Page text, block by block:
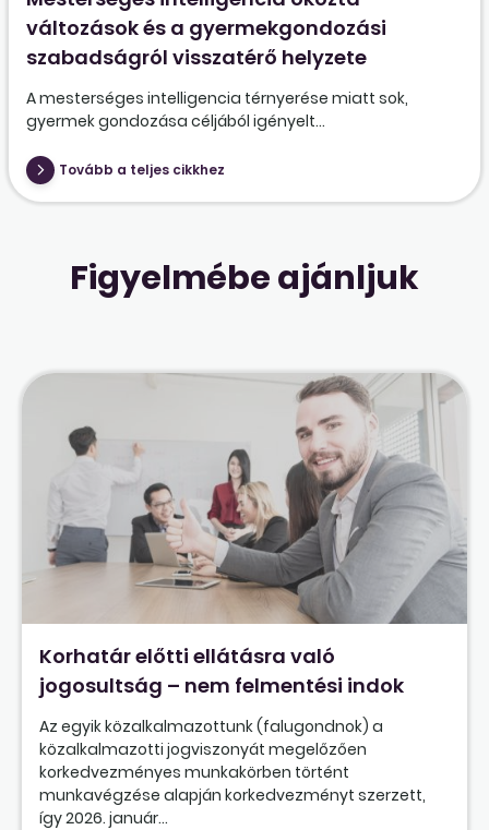
változások és a gyermekgondozási
szabadságról visszatérő helyzete
A mesterséges intelligencia térnyerése miatt sok,
gyermek gondozása céljából igényelt...
Tovább a teljes cikkhez
Figyelmébe ajánljuk
Korhatár előtti ellátásra való
jogosultság – nem felmentési indok
Az egyik közalkalmazottunk (falugondnok) a
közalkalmazotti jogviszonyát megelőzően
korkedvezményes munkakörben történt
munkavégzése alapján korkedvezményt szerzett,
így 2026. január...